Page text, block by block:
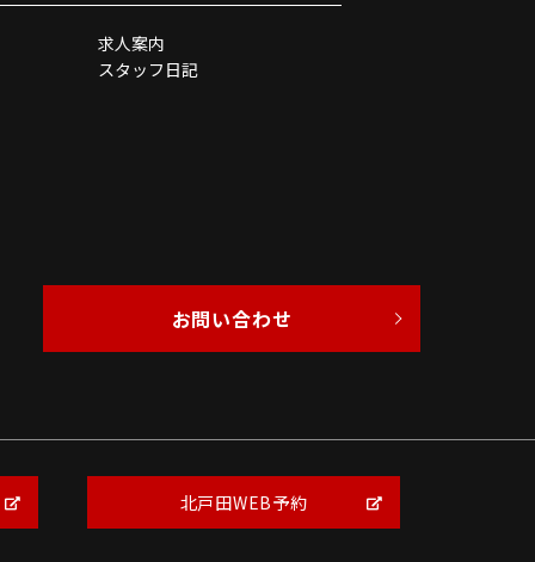
北戸田WEB予約
求人案内
スタッフ日記
お問い合わせ